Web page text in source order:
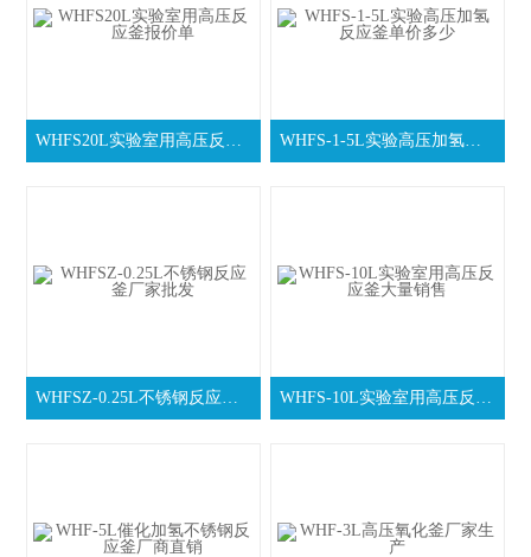
WHFS20L实验室用高压反应釜报价单 WHFS-1-5L实验高压加氢反应釜单价多少
WHFSZ-0.25L不锈钢反应釜厂家批发 WHFS-10L实验室用高压反应釜大量销售